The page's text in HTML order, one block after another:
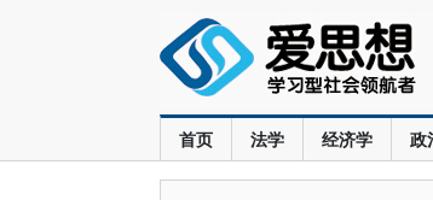
首页 法学 经济学 政